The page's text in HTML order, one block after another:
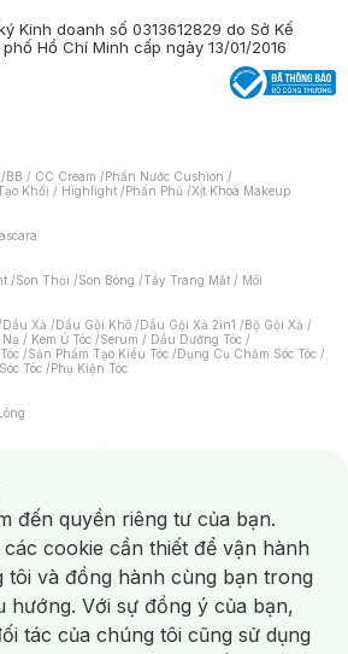
Kinh doanh số 0313612829 do Sở Kế
Hồ Chí Minh cấp ngày 13/01/2016
/BB / CC Cream /Phấn Nước Cushion /
Khối / Highlight /Phấn Phủ /Xịt Khoá Makeup
/Son Thỏi /Son Bóng /Tẩy Trang Mắt / Môi
/Dầu Xả /Dầu Gội Khô /Dầu Gội Xả 2in1 /Bộ Gội Xả /
Nạ / Kem Ủ Tóc /Serum / Dầu Dưỡng Tóc /
/Sản Phẩm Tạo Kiểu Tóc /Dụng Cụ Chăm Sóc Tóc /
Tóc /Phụ Kiện Tóc
Massage/Mặt Nạ Xông Hơi /Nước Rửa Tay/
Chải Đánh Răng /Bàn Chải Điện/
Răng /Máy Tăm Nước/ Nước Súc Miệng/
Miệng / Dung Dịch Vệ Sinh/Dưỡng Vùng Kín/
Vệ Sinh/Tampon/Bọt Cạo Râu /Dao Cạo Râu/
Khô / Mất Nước/ Da Lão Hóa/ Da Mụn/
Xỉn Màu Thâm / Nám / Tàn Nhang
đến quyền riêng tư của bạn.
cookie cần thiết để vận hành
tôi và đồng hành cùng bạn trong
hướng. Với sự đồng ý của bạn,
tác của chúng tôi cũng sử dụng